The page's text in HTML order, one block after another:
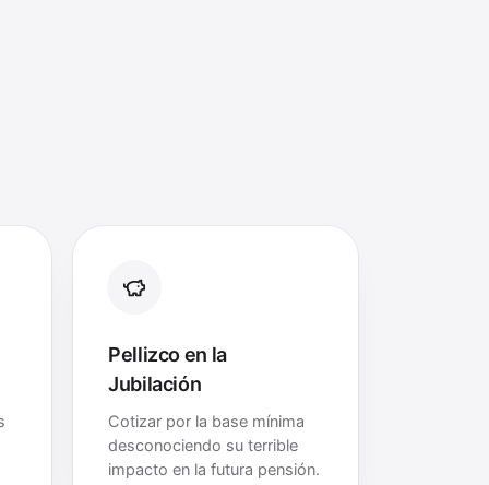
Pellizco en la
Jubilación
Cotizar por la base mínima
desconociendo su terrible
impacto en la futura pensión.